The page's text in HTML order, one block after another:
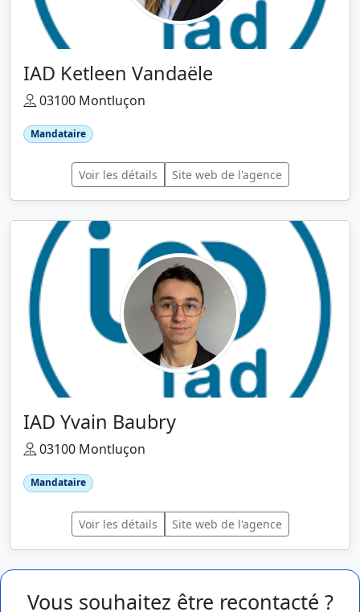
IAD Ketleen Vandaële
03100 Montluçon
Mandataire
Voir les détails Site web de l'agence
IAD Yvain Baubry
03100 Montluçon
Mandataire
Voir les détails Site web de l'agence
Vous souhaitez être recontacté ?